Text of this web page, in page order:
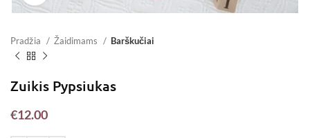
Pradžia Žaidimams Barškučiai
Zuikis Pypsiukas
€12.00